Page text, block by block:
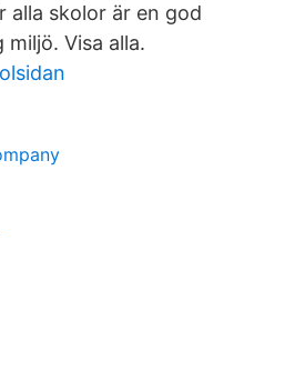
alla skolor är en god
Visa alla.